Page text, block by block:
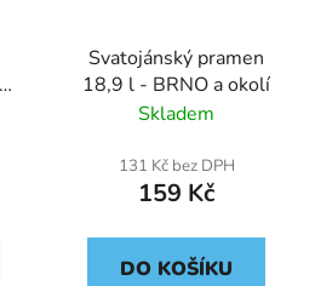
Svatojánský pramen
18,9 l - BRNO a okolí
Skladem
131 Kč bez DPH
159 Kč
DO KOŠÍKU